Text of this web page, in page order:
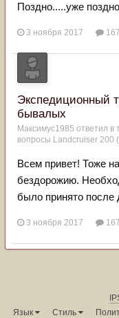
Поздно.....уже
3 ноября 2017
Экспедиционный
бывалых
Максимус1985 ответил в
вопросы Landcruiser 200
Всем привет! Тоже
бездорожию.
было принято после
3 ноября 2017
Язык
Стиль